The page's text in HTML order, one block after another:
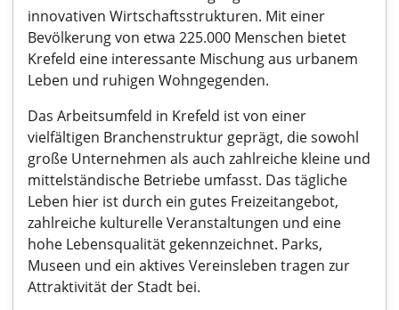
innovativen Wirtschaftsstrukturen. Mit einer
Bevölkerung von etwa 225.000 Menschen bietet
Krefeld eine interessante Mischung aus urbanem
Leben und ruhigen Wohngegenden.
Das Arbeitsumfeld in Krefeld ist von einer
vielfältigen Branchenstruktur geprägt, die sowohl
große Unternehmen als auch zahlreiche kleine und
mittelständische Betriebe umfasst. Das tägliche
Leben hier ist durch ein gutes Freizeitangebot,
zahlreiche kulturelle Veranstaltungen und eine
hohe Lebensqualität gekennzeichnet. Parks,
Museen und ein aktives Vereinsleben tragen zur
Attraktivität der Stadt bei.